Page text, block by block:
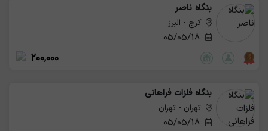
بنگاه ناصر
کرج - البرز
05/05/18
200,000
بنگاه فلزات فراهانی
تهران - تهران
05/05/18